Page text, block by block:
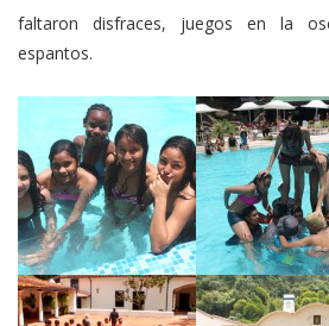
faltaron disfraces, juegos en la
espantos.